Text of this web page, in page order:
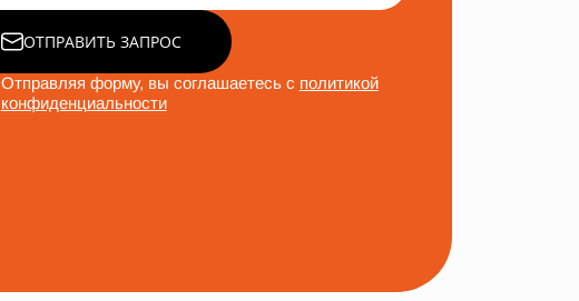
ОТПРАВИТЬ ЗАПРОС
Отправляя форму, вы соглашаетесь с политикой
конфиденциальности